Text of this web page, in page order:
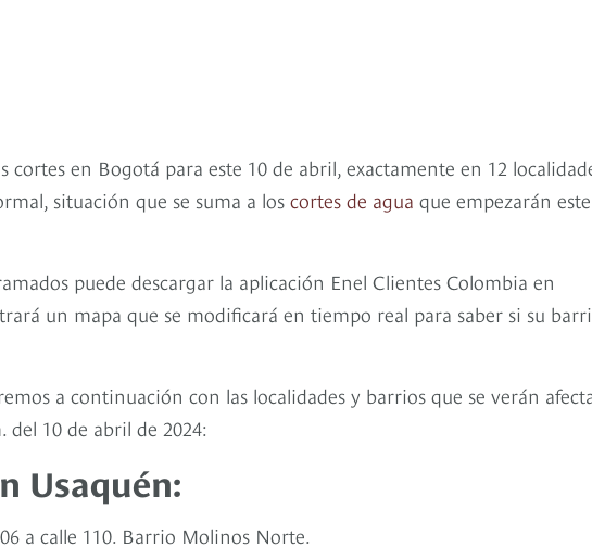
cortes en Bogotá para este 10 de abril, exactamente en 12
situación que se suma a los cortes de agua que empezarán este
puede descargar la aplicación Enel Clientes Colombia en
un mapa que se modificará en tiempo real para saber si su
a continuación con las localidades y barrios que se verán
del 10 de abril de 2024:
Usaquén:
a calle 110. Barrio Molinos Norte.